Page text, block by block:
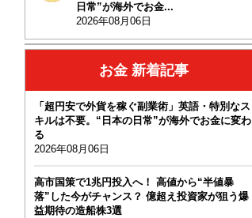
日常”が海外でお金...
2026年08月06日
お金 新着記事
「超円安で外貨を稼ぐ副業術」英語・特別なス
キルは不要。“日本の日常”が海外でお金に変わ
る
2026年08月06日
高市国策で1兆円投入へ！ 高値から“半値暴
落”した今がチャンス？ 億超え投資家が狙う爆
益期待の造船株3選